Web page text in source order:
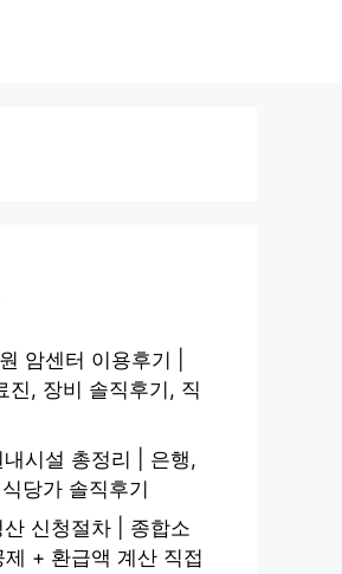
암센터 이용후기 |
진, 장비 솔직후기, 직
시설 총정리 | 은행,
당가 솔직후기
신청절차 | 종합소
+ 환급액 계산 직접